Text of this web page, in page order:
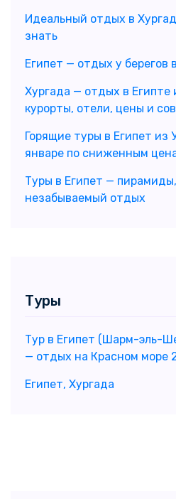
Идеальный отдых в
знать
Египет — отдых у берегов
Хургада — отдых в Египте
курорты, отели, цены и
Горящие туры в Египет из
январе по сниженным
Туры в Египет —
незабываемый отдых
Туры
Тур в Египет (Шарм-эль-
— отдых на Красном море
Египет, Хургада